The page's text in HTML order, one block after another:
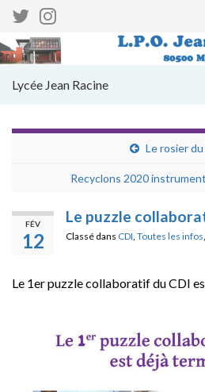
Search for:
Lycée Jean Racine
Le rosier du
Recyclons 2020
FÉV
12
Le puzzle
Classé dans CDI, Toutes les infos,
Le 1er puzzle collaboratif du CDI